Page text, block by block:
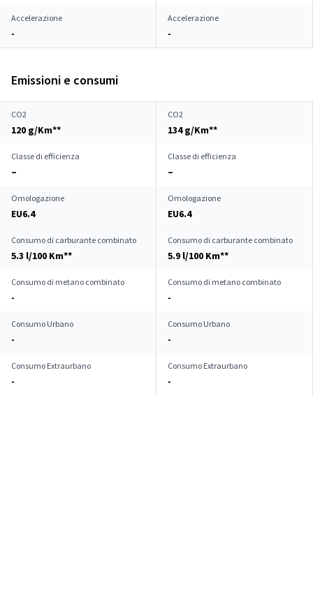
Accelerazione
-
Accelerazione
-
Emissioni e consumi
CO2
120 g/Km**
CO2
134 g/Km**
Classe di efficienza
–
Classe di efficienza
–
Omologazione
EU6.4
Omologazione
EU6.4
Consumo di carburante combinato
5.3 l/100 Km**
Consumo di carburante combinato
5.9 l/100 Km**
Consumo di metano combinato
-
Consumo di metano combinato
-
Consumo Urbano
-
Consumo Urbano
-
Consumo Extraurbano
-
Consumo Extraurbano
-